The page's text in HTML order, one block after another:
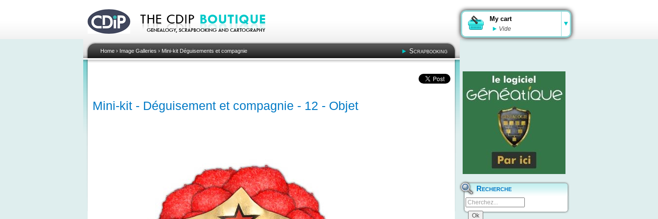
My cart
Vide
Home› Image Galleries › Mini-kit Déguisements et compagnie Scrapbooking
Mini-kit - Déguisement et compagnie - 12 - Objet
Recherche